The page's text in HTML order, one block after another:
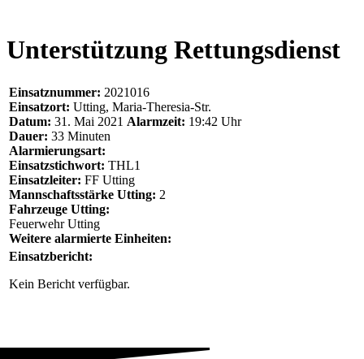
Unterstützung Rettungsdienst
Einsatznummer: 2021016
Einsatzort: Utting, Maria-Theresia-Str.
Datum: 31. Mai 2021 Alarmzeit: 19:42 Uhr
Dauer: 33 Minuten
Alarmierungsart:
Einsatzstichwort: THL1
Einsatzleiter: FF Utting
Mannschaftsstärke Utting: 2
Fahrzeuge Utting:
Feuerwehr Utting
Weitere alarmierte Einheiten:
Einsatzbericht:
Kein Bericht verfügbar.